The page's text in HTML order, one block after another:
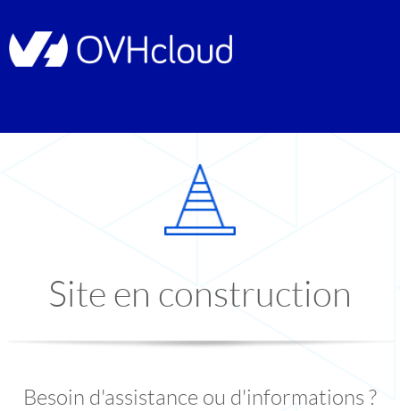
Site en construction
Besoin d'assistance ou d'informations ?